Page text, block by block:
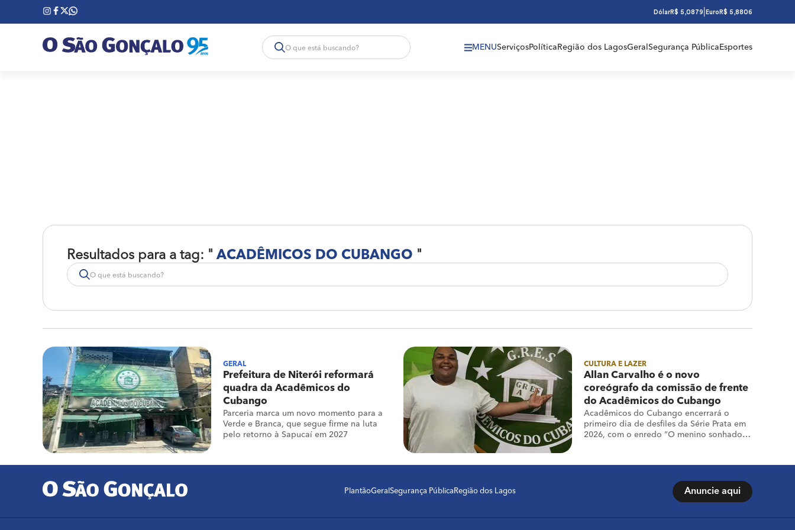
DólarR$ 5,0879 Euro R$ 5,8806
MENUServiçosPolítica Região dos LagosGeral Segurança Pública Esportes
Resultados para a tag: " ACADÊMICOS DO CUBANGO "
GERAL
Prefeitura de Niterói reformará
quadra da Acadêmicos do
Cubango
Parceria marca um novo momento para a
Verde e Branca, que segue firme na luta
pelo retorno à Sapucaí em 2027
CULTURA E LAZER
Allan Carvalho é o novo
coreógrafo da comissão de frente
do Acadêmicos do Cubango
Acadêmicos do Cubango encerrará o
primeiro dia de desfiles da Série Prata em
2026, com o enredo “O menino sonhador
PlantãoGeral Segurança Pública Região dos Lagos Anuncie aqui